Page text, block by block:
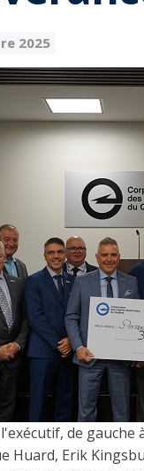
2025
de gauche
Huard, Erik